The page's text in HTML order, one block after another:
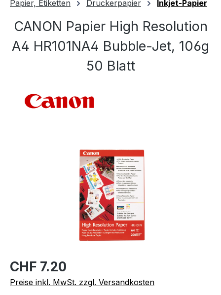
Papier, Etiketten Druckerpapier Inkjet-Papier
CANON Papier High Resolution
A4 HR101NA4 Bubble-Jet, 106g
50 Blatt
CHF 7.20
Preise inkl. MwSt. zzgl. Versandkosten